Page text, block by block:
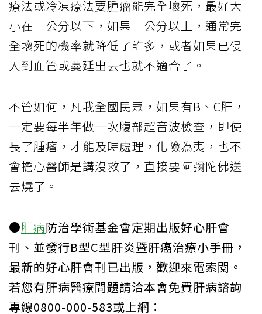
療法或冷凍療法要腫瘤能完全壞死，最好大
小在三公分以下，如果三公分以上，通常完
全壞死的機率就降低了許多，或者如果已侵
入到血管或蔓延出去也就不適合了。
不管如何，凡我全國民眾，如果有B、C肝，
一定要每半年做一次腹部超音波檢查，即使
長了腫瘤，才能及時處理，化險為夷，也不
會擔心醫師是講沒救了，直接要阿彌陀佛送
去燒了。
●肝病防治學術基金會定期出版好心肝會
刊、並發行B型C型肝炎暨肝癌治療小手冊，
最新的好心肝會刊已出版，歡迎來電索閱。
若您有肝病醫療問題請洽本會免費肝病諮詢
專線0800-000-583或上網：